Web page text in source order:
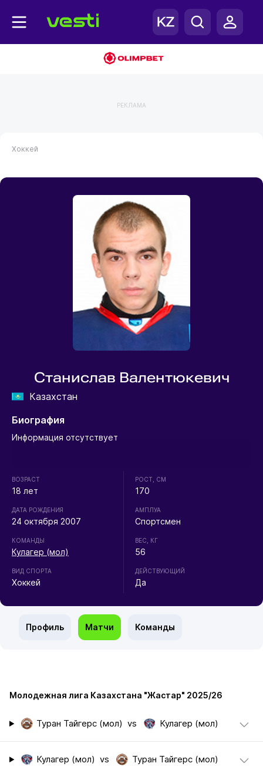
РЕКЛАМА
Хоккей
Станислав Валентюкевич
Казахстан
Биография
Информация отсутствует
ВОЗРАСТ
18 лет
ДАТА РОЖДЕНИЯ
24 октября 2007
КОМАНДЫ
Кулагер (мол)
ВИД СПОРТА
Хоккей
РОСТ, СМ
170
АМПЛУА
Спортсмен
ВЕС, КГ
56
ДЕЙСТВУЮЩИЙ
Да
Профиль Матчи Команды
Молодежная лига Казахстана "Жастар" 2025/26
Туран Тайгерс (мол) vs Кулагер (мол)
Кулагер (мол) vs Туран Тайгерс (мол)